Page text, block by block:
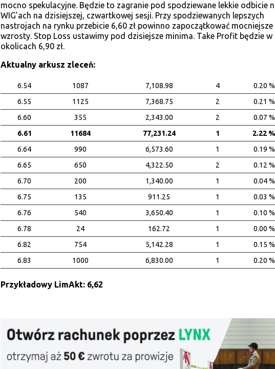
mocno spekulacyjne. Będzie to zagranie pod spodziewane lekkie odbicie
WIG’ach na dzisiejszej, czwartkowej sesji. Przy spodziewanych lepszych
nastrojach na rynku przebicie 6,60 zł powinno zapoczątkować mocniejsze
wzrosty. Stop Loss ustawimy pod dzisiejsze minima. Take Profit będzie w
okolicach 6,90 zł.
Aktualny arkusz zleceń:
6.54 1087 7,108.98 4
0.20 %
6.55
1125 7,368.75 2
0.21 %
6.60
355 2,343.00 2
0.07 %
6.61
11684 77,231.24 1
2.22
6.64
990 6,573.60 1
0.19 %
6.65
650 4,322.50 2
0.12 %
6.70
200 1,340.00 1
0.04 %
6.75
135 911.25 1
0.03 %
6.76
540 3,650.40 1
0.10 %
6.78
24 162.72 1
0.00 %
6.82
754 5,142.28 1
0.15 %
6.83
1000 6,830.00 1 0.20 %
Przykładowy LimAkt: 6,62